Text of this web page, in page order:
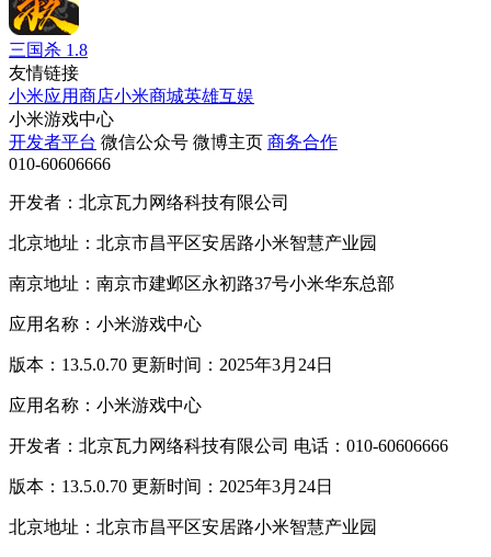
三国杀 1.8
友情链接
小米应用商店小米商城英雄互娱
小米游戏中心
开发者平台 微信公众号 微博主页 商务合作
010-60606666
开发者：北京瓦力网络科技有限公司
北京地址：北京市昌平区安居路小米智慧产业园
南京地址：南京市建邺区永初路37号小米华东总部
应用名称：小米游戏中心
版本：13.5.0.70 更新时间：2025年3月24日
应用名称：小米游戏中心
开发者：北京瓦力网络科技有限公司 电话：010-60606666
版本：13.5.0.70 更新时间：2025年3月24日
北京地址：北京市昌平区安居路小米智慧产业园